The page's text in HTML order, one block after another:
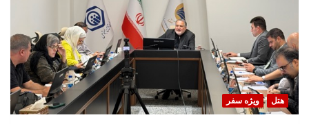
هتل ویژه سفر